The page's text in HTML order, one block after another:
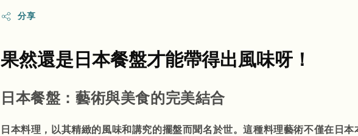
分享
果然還是日本餐盤才能帶得出風味呀！
日本餐盤：藝術與美食的完美結合
日本料理，以其精緻的風味和講究的擺盤而聞名於世。這種料理藝術不僅在日